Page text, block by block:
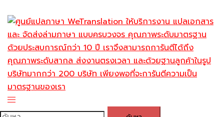
Toggle
menu